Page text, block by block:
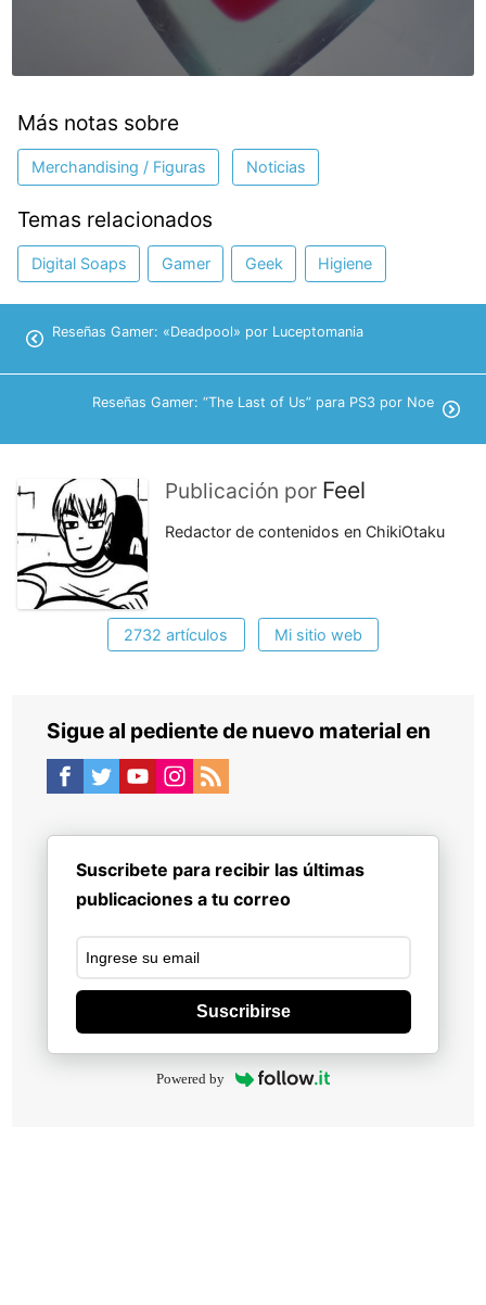
Más notas sobre
Merchandising / Figuras Noticias
Temas relacionados
Digital Soaps Gamer Geek Higiene
Reseñas Gamer: «Deadpool» por Luceptomania
Reseñas Gamer: “The Last of Us” para PS3 por Noe
Publicación por Feel
Redactor de contenidos en ChikiOtaku
2732 artículos Mi sitio web
Sigue al pediente de nuevo material en
Suscribete para recibir las últimas
publicaciones a tu correo
Suscribirse
Powered by